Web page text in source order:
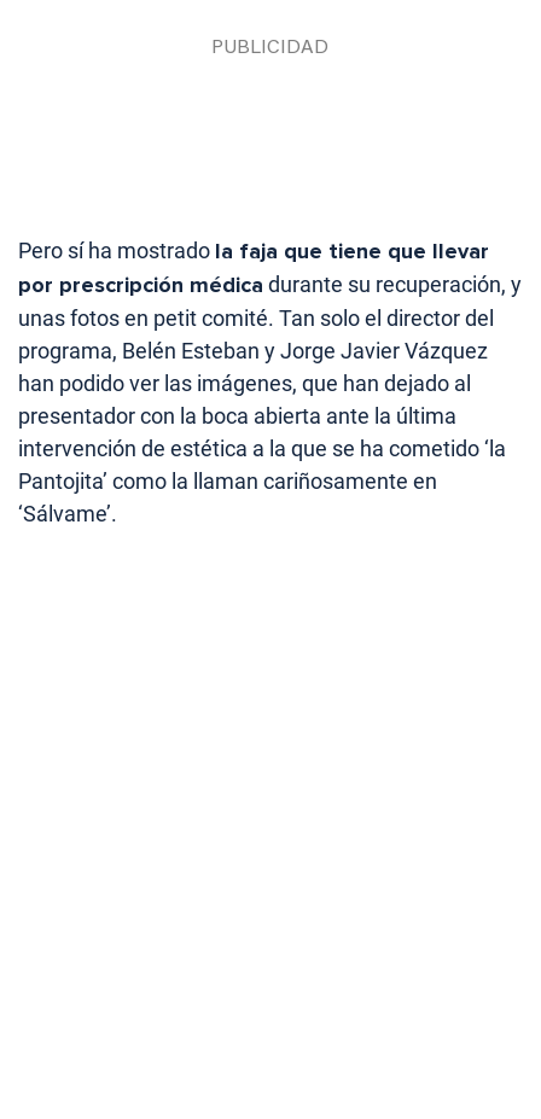
Pero sí ha mostrado la faja que tiene que llevar
por prescripción médica durante su recuperación, y
unas fotos en petit comité. Tan solo el director del
programa, Belén Esteban y Jorge Javier Vázquez
han podido ver las imágenes, que han dejado al
presentador con la boca abierta ante la última
intervención de estética a la que se ha cometido ‘la
Pantojita’ como la llaman cariñosamente en
‘Sálvame’.